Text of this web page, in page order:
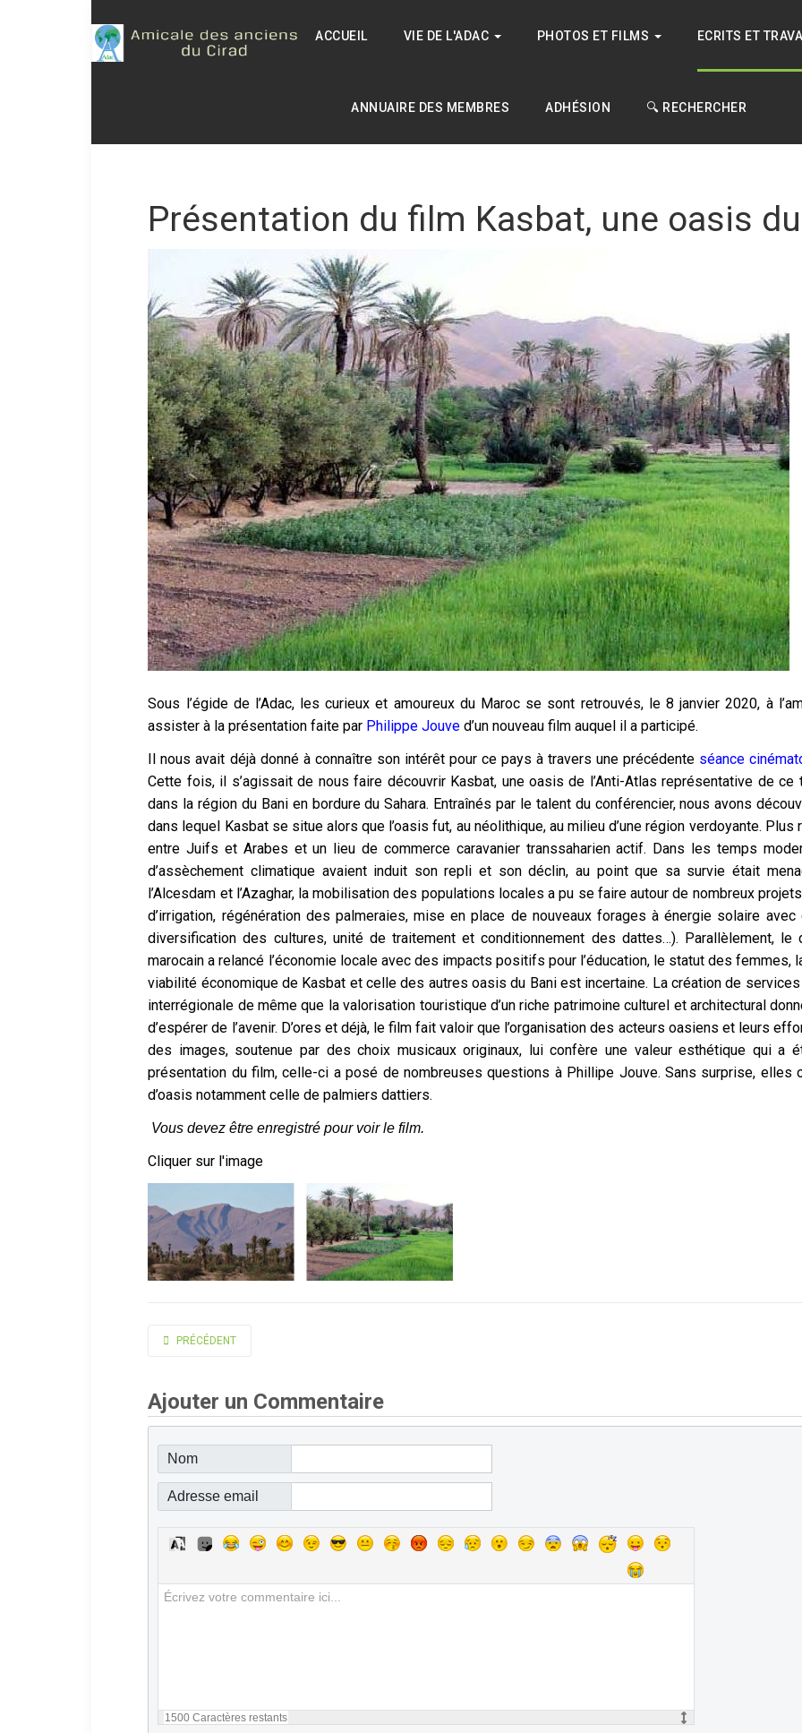
ACCUEIL VIE DE L'ADAC PHOTOS ET FILMS ECRITS ET
ANNUAIRE DES MEMBRES ADHÉSION 🔍 RECHERCHER
Présentation du film Kasbat, une oasis
Sous l’égide de l’Adac, les curieux et amoureux du Maroc se sont retrouvés, le 8 janvier 2020, à
assister à la présentation faite par Philippe Jouve d’un nouveau film auquel il a participé.
Il nous avait déjà donné à connaître son intérêt pour ce pays à traversuneprécédente séance
Cette fois, il s’agissait de nous faire découvrir Kasbat, une oasis de l’Anti-Atlas représentative de ce
dans la région du Bani en bordure du Sahara. Entraînés par le talent du conférencier, nous avons
dans lequel Kasbat se situe alors que l’oasis fut, au néolithique, au milieu d’une région verdoyante.
entre Juifs et Arabes et un lieu de commerce caravanier transsaharien actif. Dans les temps
d’assèchement climatique avaient induit son repli et son déclin, au point que sa survie était
l’Alcesdam et l’Azaghar, la mobilisation des populations locales a pu se faire autour de nombreux
d’irrigation, régénération des palmeraies, mise en place de nouveaux forages à énergie solaire
diversification des cultures, unité de traitement et conditionnement des dattes…). Parallèlement, le
marocain a relancé l’économie locale avec des impacts positifs pour l’éducation, le statut des femmes,
viabilité économique de Kasbat et celle des autres oasis du Bani est incertaine. La création de
interrégionale de même que la valorisation touristique d’un riche patrimoine culturel et architectural
d’espérer de l’avenir. D’ores et déjà, le film fait valoir que l’organisation des acteurs oasiens et leurs
des images, soutenue par des choix musicaux originaux, lui confère une valeur esthétique qui a
présentation du film, celle-ci a posé de nombreuses questions à Phillipe Jouve. Sans surprise, elles
d’oasis notamment celle de palmiers dattiers.
Vous devez être enregistré pour voir le film.
Cliquer sur l'image
ARTICLE PRÉCÉDENT : CONFÉRENCE DE BERNARD AUBERT
PRÉCÉDENT
Ajouter un Commentaire
Nom
Adresse email
1500 Caractères restants